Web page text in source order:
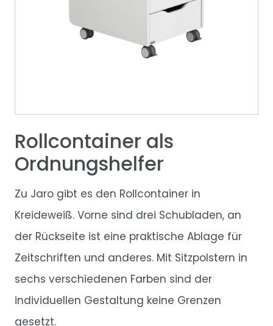
Rollcontainer als
Ordnungshelfer
Zu Jaro gibt es den Rollcontainer in
Kreideweiß. Vorne sind drei Schubladen, an
der Rückseite ist eine praktische Ablage für
Zeitschriften und anderes. Mit Sitzpolstern in
sechs verschiedenen Farben sind der
individuellen Gestaltung keine Grenzen
gesetzt.